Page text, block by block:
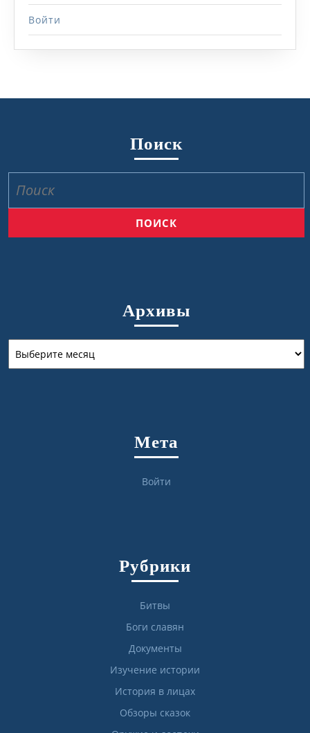
Войти
Поиск
Архивы
Мета
Войти
Рубрики
Битвы
Боги славян
Документы
Изучение истории
История в лицах
Обзоры сказок